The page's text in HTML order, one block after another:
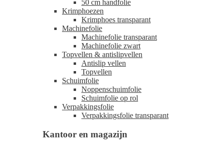
50 cm handfolie
Krimphoezen
Krimphoes transparant
Machinefolie
Machinefolie transparant
Machinefolie zwart
Topvellen & antislipvellen
Antislip vellen
Topvellen
Schuimfolie
Noppenschuimfolie
Schuimfolie op rol
Verpakkingsfolie
Verpakkingsfolie transparant
Kantoor en magazijn